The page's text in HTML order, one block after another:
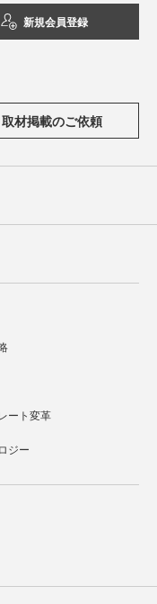
新規会員登録
取材掲載のご依頼
ート変革
ジー